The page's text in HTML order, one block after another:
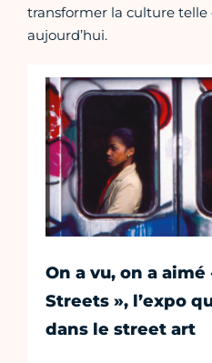
transformer la culture telle
aujourd’hui.
On a vu, on a
Streets », l’expo
dans le street art